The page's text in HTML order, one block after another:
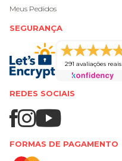
Meus Pedidos
SEGURANÇA
291 avaliações reais
REDES SOCIAIS
FORMAS DE PAGAMENTO